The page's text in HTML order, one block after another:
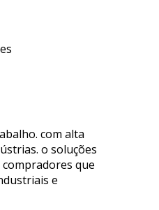
com alta
o soluções
que
e